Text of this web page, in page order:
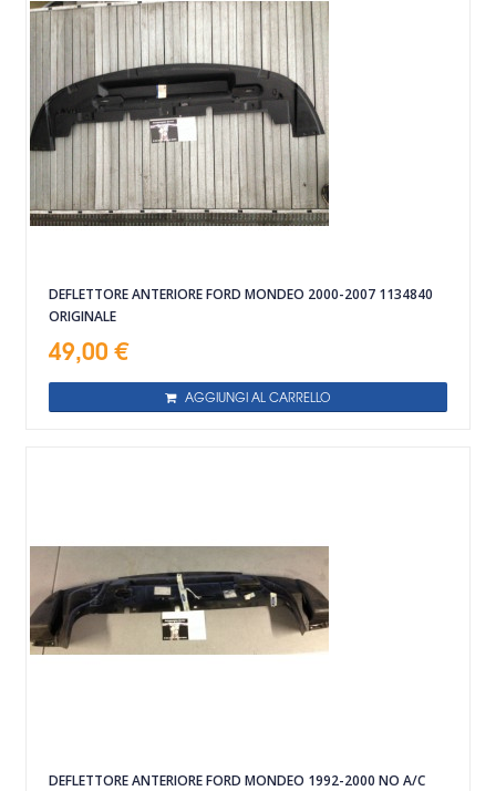
DEFLETTORE ANTERIORE FORD MONDEO 2000-2007 1134840
ORIGINALE
49,00 €
AGGIUNGI AL CARRELLO
DEFLETTORE ANTERIORE FORD MONDEO 1992-2000 NO A/C